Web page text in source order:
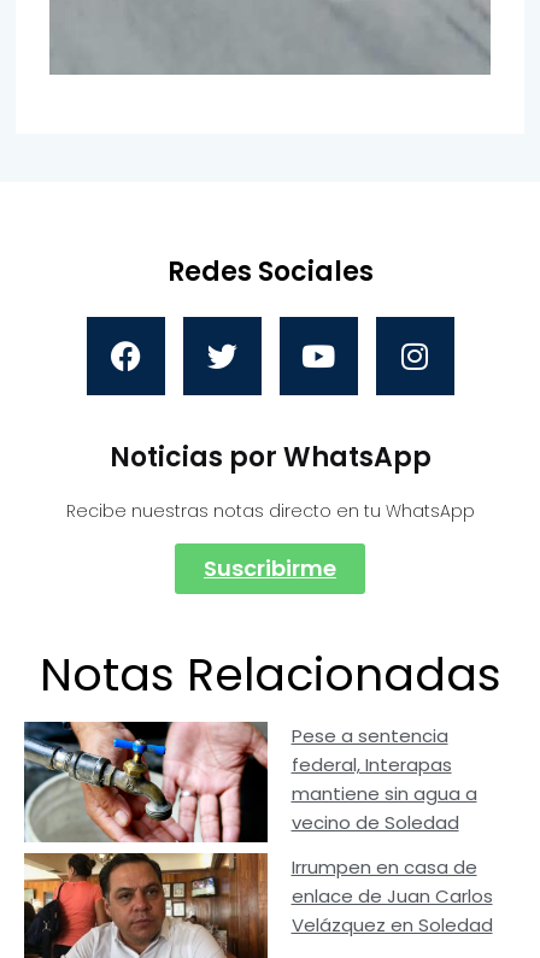
Redes Sociales
Noticias por WhatsApp
Recibe nuestras notas directo en tu WhatsApp
Suscribirme
Notas Relacionadas
Pese a sentencia
federal, Interapas
mantiene sin agua a
vecino de Soledad
Irrumpen en casa de
enlace de Juan Carlos
Velázquez en Soledad